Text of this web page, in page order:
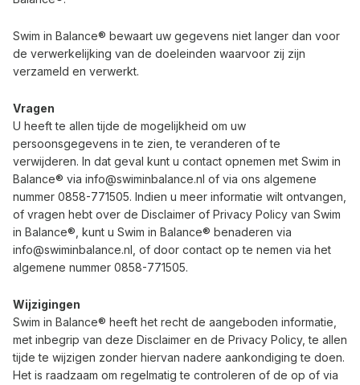
Swim in Balance® bewaart uw gegevens niet langer dan voor
de verwerkelijking van de doeleinden waarvoor zij zijn
verzameld en verwerkt.
Vragen
U heeft te allen tijde de mogelijkheid om uw
persoonsgegevens in te zien, te veranderen of te
verwijderen. In dat geval kunt u contact opnemen met Swim in
Balance® via info@swiminbalance.nl of via ons algemene
nummer 0858-771505. Indien u meer informatie wilt ontvangen,
of vragen hebt over de Disclaimer of Privacy Policy van Swim
in Balance®, kunt u Swim in Balance® benaderen via
info@swiminbalance.nl , of door contact op te nemen via het
algemene nummer 0858-771505.
Wijzigingen
Swim in Balance® heeft het recht de aangeboden informatie,
met inbegrip van deze Disclaimer en de Privacy Policy, te allen
tijde te wijzigen zonder hiervan nadere aankondiging te doen.
Het is raadzaam om regelmatig te controleren of de op of via